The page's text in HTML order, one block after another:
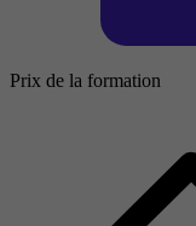
Prix de la formation